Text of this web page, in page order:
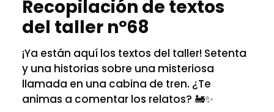
Recopilación de textos
del taller nº68
¡Ya están aquí los textos del taller! Setenta
y una historias sobre una misteriosa
llamada en una cabina de tren. ¿Te
animas a comentar los relatos? 🚂✨